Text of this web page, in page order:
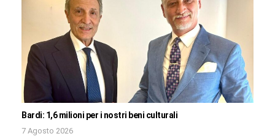
Bardi: 1,6 milioni per i nostri beni culturali
7 Agosto 2026